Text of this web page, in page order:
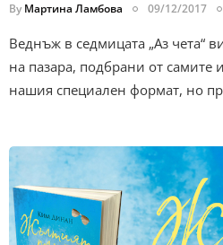
By Мартина Ламбова 09/12/2017
Веднъж в седмицата „Аз чета“
на пазара, подбрани от самите
нашия специален формат, но